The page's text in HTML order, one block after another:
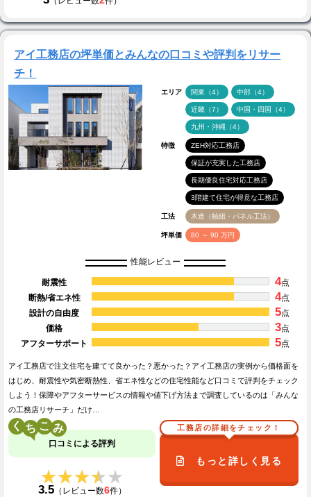
アイ工務店の坪単価とみんなの口コミや評判をリサー
チ！
エリア 関東（4） 中部（4）
近畿（7） 中国・四国（4）
九州・沖縄（4）
特徴 ZEH対応工務店
保証が充実した工務店
長期優良住宅対応工務店
3階建て住宅が得意な工務店
工法 木造（軸組・パネル工法）
坪単価 80 ～ 90 万円
性能レビュー
耐震性 4点
断熱/省エネ性
4点
設計の自由度
5点
価格
3点
アフターサポート
5点
アイ工務店で注文住宅を建てて良かった？悪かった？アイ工務店の実例から価格面を
はじめ、耐震性や気密断熱性、省エネ性などの住宅性能など口コミで評判をチェック
しよう！保障やアフターサービスの情報や値下げ方法まで調査しているのは「みんな
の工務店リサーチ」だけ…
く こ
口コミによる評判
★★★★★
★★★★★
3.5（レビュー数6件）
工務店の詳細をチェック！
もっと詳しく見る